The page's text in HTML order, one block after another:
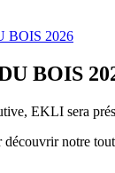
BOIS 2026
BOIS
EKLI sera
notre